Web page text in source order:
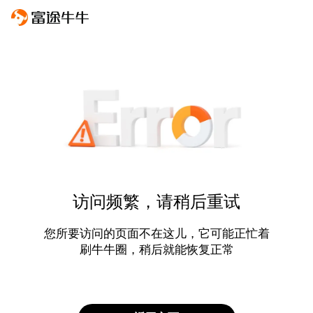
访问频繁，请稍后重试
您所要访问的页面不在这儿，它可能正忙着
刷牛牛圈，稍后就能恢复正常